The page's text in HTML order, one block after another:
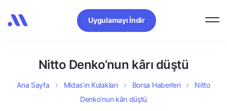
Uygulamayı İndir
Nitto Denko’nun kârı düştü
Ana Sayfa Midas’ın Kulakları Borsa Haberleri
Nitto
Denko’nun kârı düştü